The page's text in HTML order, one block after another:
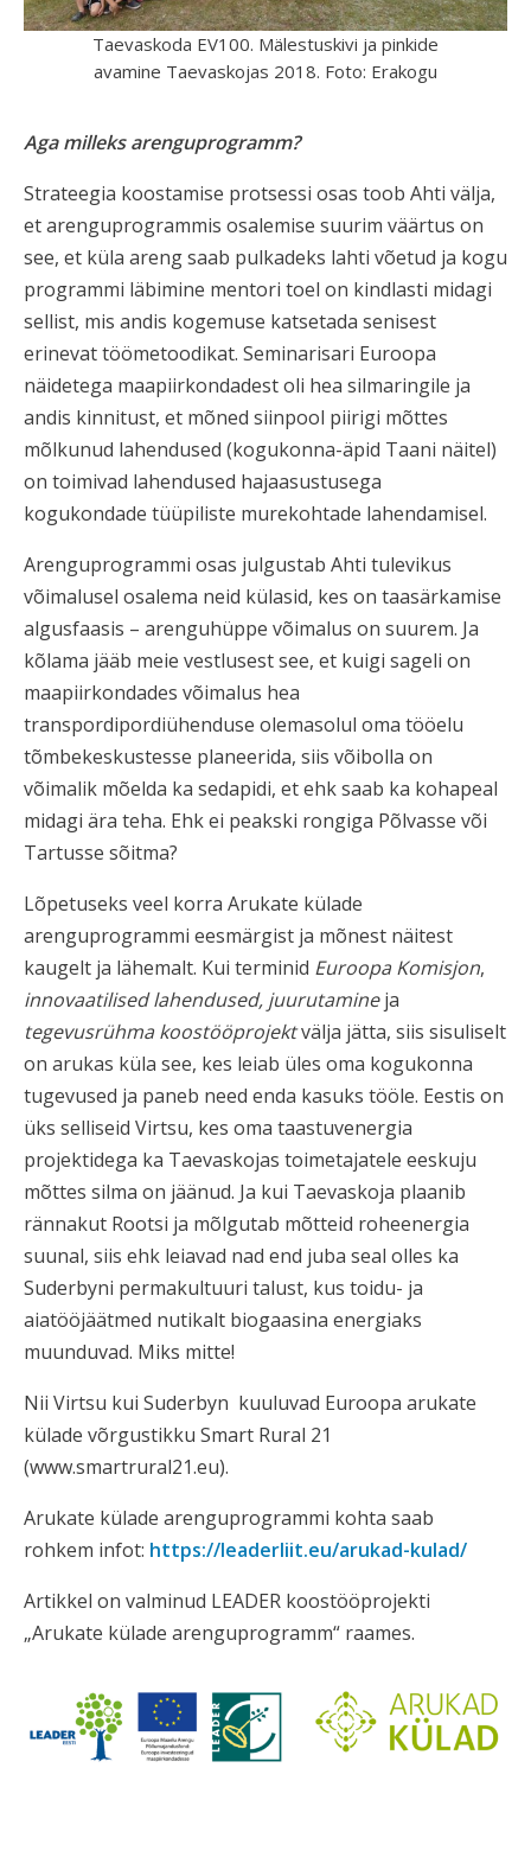
Taevaskoda EV100. Mälestuskivi ja pinkide
avamine Taevaskojas 2018. Foto: Erakogu
Aga milleks arenguprogramm?
Strateegia koostamise protsessi osas toob Ahti välja,
et arenguprogrammis osalemise suurim väärtus on
see, et küla areng saab pulkadeks lahti võetud ja kogu
programmi läbimine mentori toel on kindlasti midagi
sellist, mis andis kogemuse katsetada senisest
erinevat töömetoodikat. Seminarisari Euroopa
näidetega maapiirkondadest oli hea silmaringile ja
andis kinnitust, et mõned siinpool piirigi mõttes
mõlkunud lahendused (kogukonna-äpid Taani näitel)
on toimivad lahendused hajaasustusega
kogukondade tüüpiliste murekohtade lahendamisel.
Arenguprogrammi osas julgustab Ahti tulevikus
võimalusel osalema neid külasid, kes on taasärkamise
algusfaasis – arenguhüppe võimalus on suurem. Ja
kõlama jääb meie vestlusest see, et kuigi sageli on
maapiirkondades võimalus hea
transpordipordiühenduse olemasolul oma tööelu
tõmbekeskustesse planeerida, siis võibolla on
võimalik mõelda ka sedapidi, et ehk saab ka kohapeal
midagi ära teha. Ehk ei peakski rongiga Põlvasse või
Tartusse sõitma?
Lõpetuseks veel korra Arukate külade
arenguprogrammi eesmärgist ja mõnest näitest
kaugelt ja lähemalt. Kui terminid Euroopa Komisjon,
innovaatilised lahendused, juurutamineja
tegevusrühma koostööprojektvälja jätta, siis sisuliselt
on arukas küla see, kes leiab üles oma kogukonna
tugevused ja paneb need enda kasuks tööle. Eestis on
üks selliseid Virtsu, kes oma taastuvenergia
projektidega ka Taevaskojas toimetajatele eeskuju
mõttes silma on jäänud. Ja kui Taevaskoja plaanib
rännakut Rootsi ja mõlgutab mõtteid roheenergia
suunal, siis ehk leiavad nad end juba seal olles ka
Suderbyni permakultuuri talust, kus toidu- ja
aiatööjäätmed nutikalt biogaasina energiaks
muunduvad. Miks mitte!
Nii Virtsu kui Suderbyn kuuluvad Euroopa arukate
külade võrgustikku Smart Rural 21
(www.smartrural21.eu).
Arukate külade arenguprogrammi kohta saab
rohkem infot: https://leaderliit.eu/arukad-kulad/
Artikkel on valminud LEADER koostööprojekti
„Arukate külade arenguprogramm“ raames.